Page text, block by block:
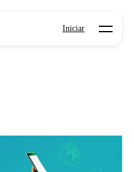
Iniciar Open